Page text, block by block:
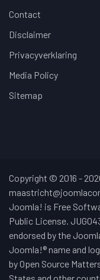
Contact
Disclaimer
Privacyverklaring
Media Policy
Sitemap
Copyright © 2016 -
Joomla! is Free
Public License.
endorsed by the
Joomla!® name and
by Open Source
States and other